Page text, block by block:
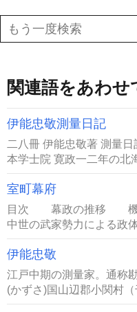
関連語をあわせ
伊能忠敬測量日記
二八冊 伊能忠敬著 測量
本学士院 寛政一二年の北
室町幕府
目次 幕政の推移
中世の武家勢力による政
伊能忠敬
江戸中期の測量家。通称
(かずさ)国山辺郡小関村